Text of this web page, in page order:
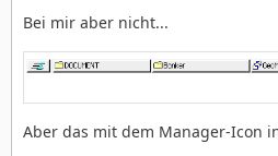
Bei mir aber nicht...
Aber das mit dem Manager-Icon